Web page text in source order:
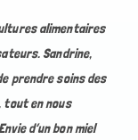
alimentaires
Sandrine,
prendre soins des
tout en nous
d’un bon miel